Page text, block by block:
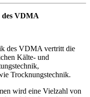
des VDMA
des VDMA vertritt die
Kälte- und
Trocknungstechnik.
wird eine Vielzahl von